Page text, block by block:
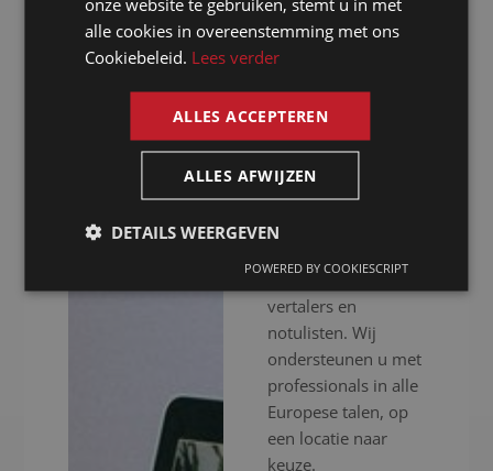
een erkende
notulist in
Gembloers
Presence is al meer
dan 20 jaar uw
notulist in
Gembloers voor het
professionele
vertalers en
notulisten. Wij
ondersteunen u met
professionals in alle
Europese talen, op
een locatie naar
keuze.
FRENCH
alle cookies in overeenstemming met ons
Cookiebeleid. Lees verder
ALLES ACCEPTEREN
ALLES AFWIJZEN
DETAILS WEERGEVEN
POWERED BY COOKIESCRIPT